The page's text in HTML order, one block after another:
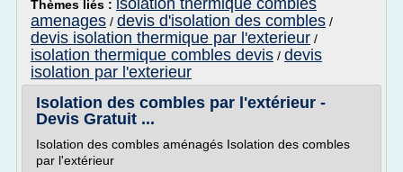
Thèmes liés : isolation thermique combles
amenages / devis d'isolation des combles /
devis isolation thermique par l'exterieur /
isolation thermique combles devis / devis
isolation par l'exterieur
Isolation des combles par l'extérieur -
Devis Gratuit ...
Isolation des combles aménagés Isolation des combles
par l'extérieur